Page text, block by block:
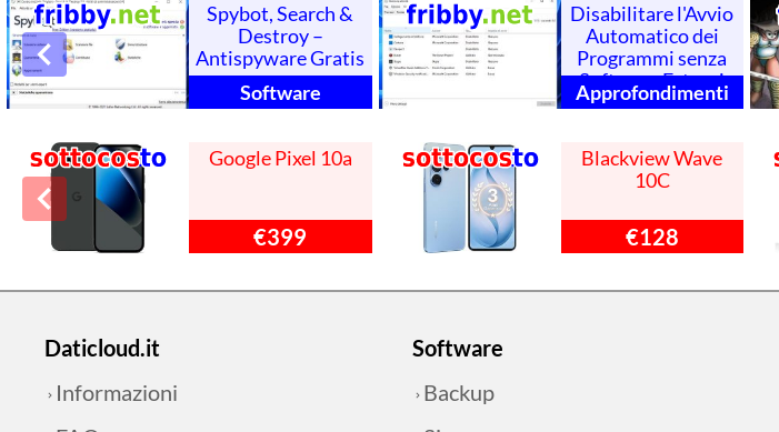
Spybot, Search &
Destroy –
Antispyware Gratis
Software
Disabilitare l'Avvio
Automatico dei
Programmi senza
Software Esterni
Approfondimenti
Google Pixel 10a
€399
Blackview Wave
10C
€128
Daticloud.it
Informazioni
Software
Backup